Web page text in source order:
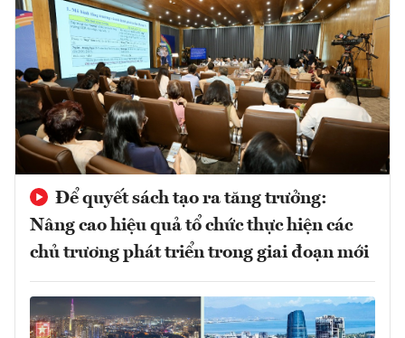
Để quyết sách tạo ra tăng trưởng:
Nâng cao hiệu quả tổ chức thực hiện các
chủ trương phát triển trong giai đoạn mới